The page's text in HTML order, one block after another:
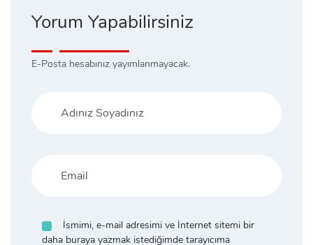
Yorum Yapabilirsiniz
E-Posta hesabınız yayımlanmayacak.
İsmimi, e-mail adresimi ve İnternet sitemi bir
daha buraya yazmak istediğimde tarayıcıma